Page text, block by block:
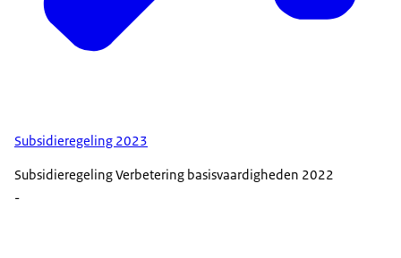
Subsidieregeling 2023
Subsidieregeling Verbetering basisvaardigheden 2022
-